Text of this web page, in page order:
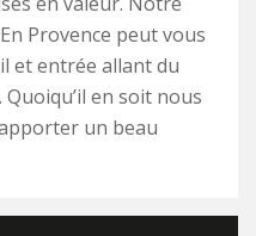
Provence peut vous
et entrée allant du
en soit nous
un beau